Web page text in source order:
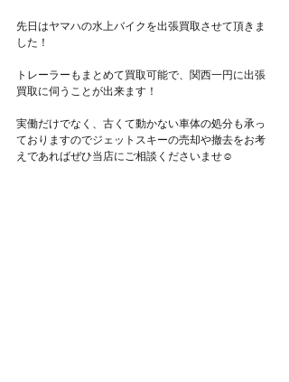
先日はヤマハの水上バイクを出張買取させて頂きま
した！
トレーラーもまとめて買取可能で、関西一円に出張
買取に伺うことが出来ます！
実働だけでなく、古くて動かない車体の処分も承っ
ておりますのでジェットスキーの売却や撤去をお考
えであればぜひ当店にご相談くださいませ☺